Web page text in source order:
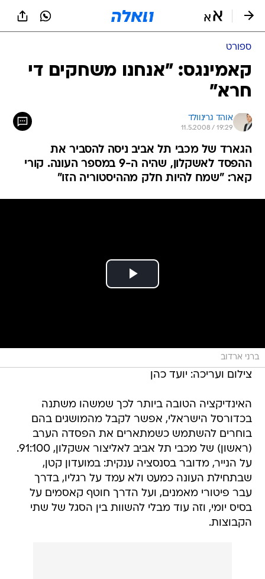
ספורט
קאמינגס: "אנחנו משחקים די
חרא"
אוהד גרינוולד
11.5.2008 / 19:29
הגארד של מכבי תל אביב ניסה להסביר את
ההפסד לאשקלון, שהיה ה-9 במספר העונה. קורי
קאר: "שמח להיות חלק מההיסטוריה הזו"
ברני ארדוב
צילום ועריכה: יועד כהן
האינדיקציה הטובה ביותר לכך שמשהו משתנה
בכדורסל הישראלי, אפשר לקבל מהמושגים בהם
בוחרים להשתמש כשמתארים את הפסדה הערב
(ראשון) של מכבי תל אביב לאליצור אשקלון, 91:100.
על הנייר, מדובר בסנסציה ענקית: במועדון קטן,
שבתחילת העונה כמעט ולא עמד על רגליו, בדרך
עבר פיטורי מאמנים, ועל הדרך חוטף קאסמים על
בסיס יומי, וזה עוד מבלי להשוות בין הסגל של שתי
הקבוצות.